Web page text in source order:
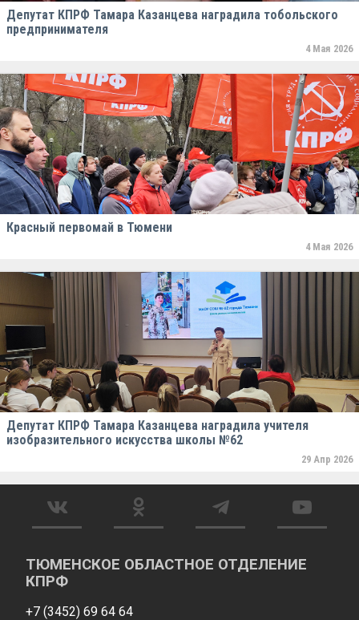
Депутат КПРФ Тамара Казанцева наградила тобольского
предпринимателя
4 Мая 2026
Красный первомай в Тюмени
4 Мая 2026
Депутат КПРФ Тамара Казанцева наградила учителя
изобразительного искусства школы №62
29 Апр 2026
ТЮМЕНСКОЕ ОБЛАСТНОЕ ОТДЕЛЕНИЕ
КПРФ
+7 (3452) 69 64 64